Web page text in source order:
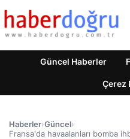
Güncel Haberler
Çerez
Haberler›Güncel›
Fransa'da havaalanları bomba